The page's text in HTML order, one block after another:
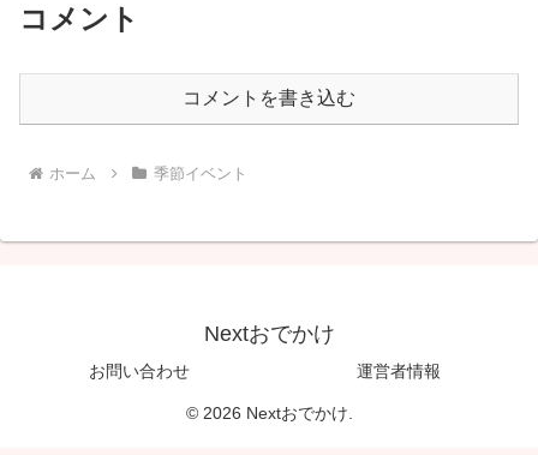
コメント
コメントを書き込む
ホーム 季節イベント
Nextおでかけ
お問い合わせ 運営者情報
© 2026 Nextおでかけ.